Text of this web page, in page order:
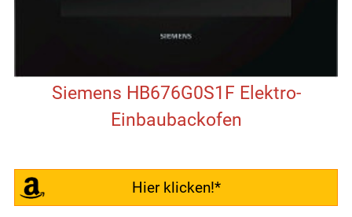
Siemens HB676G0S1F Elektro-
Einbaubackofen
Hier klicken!*